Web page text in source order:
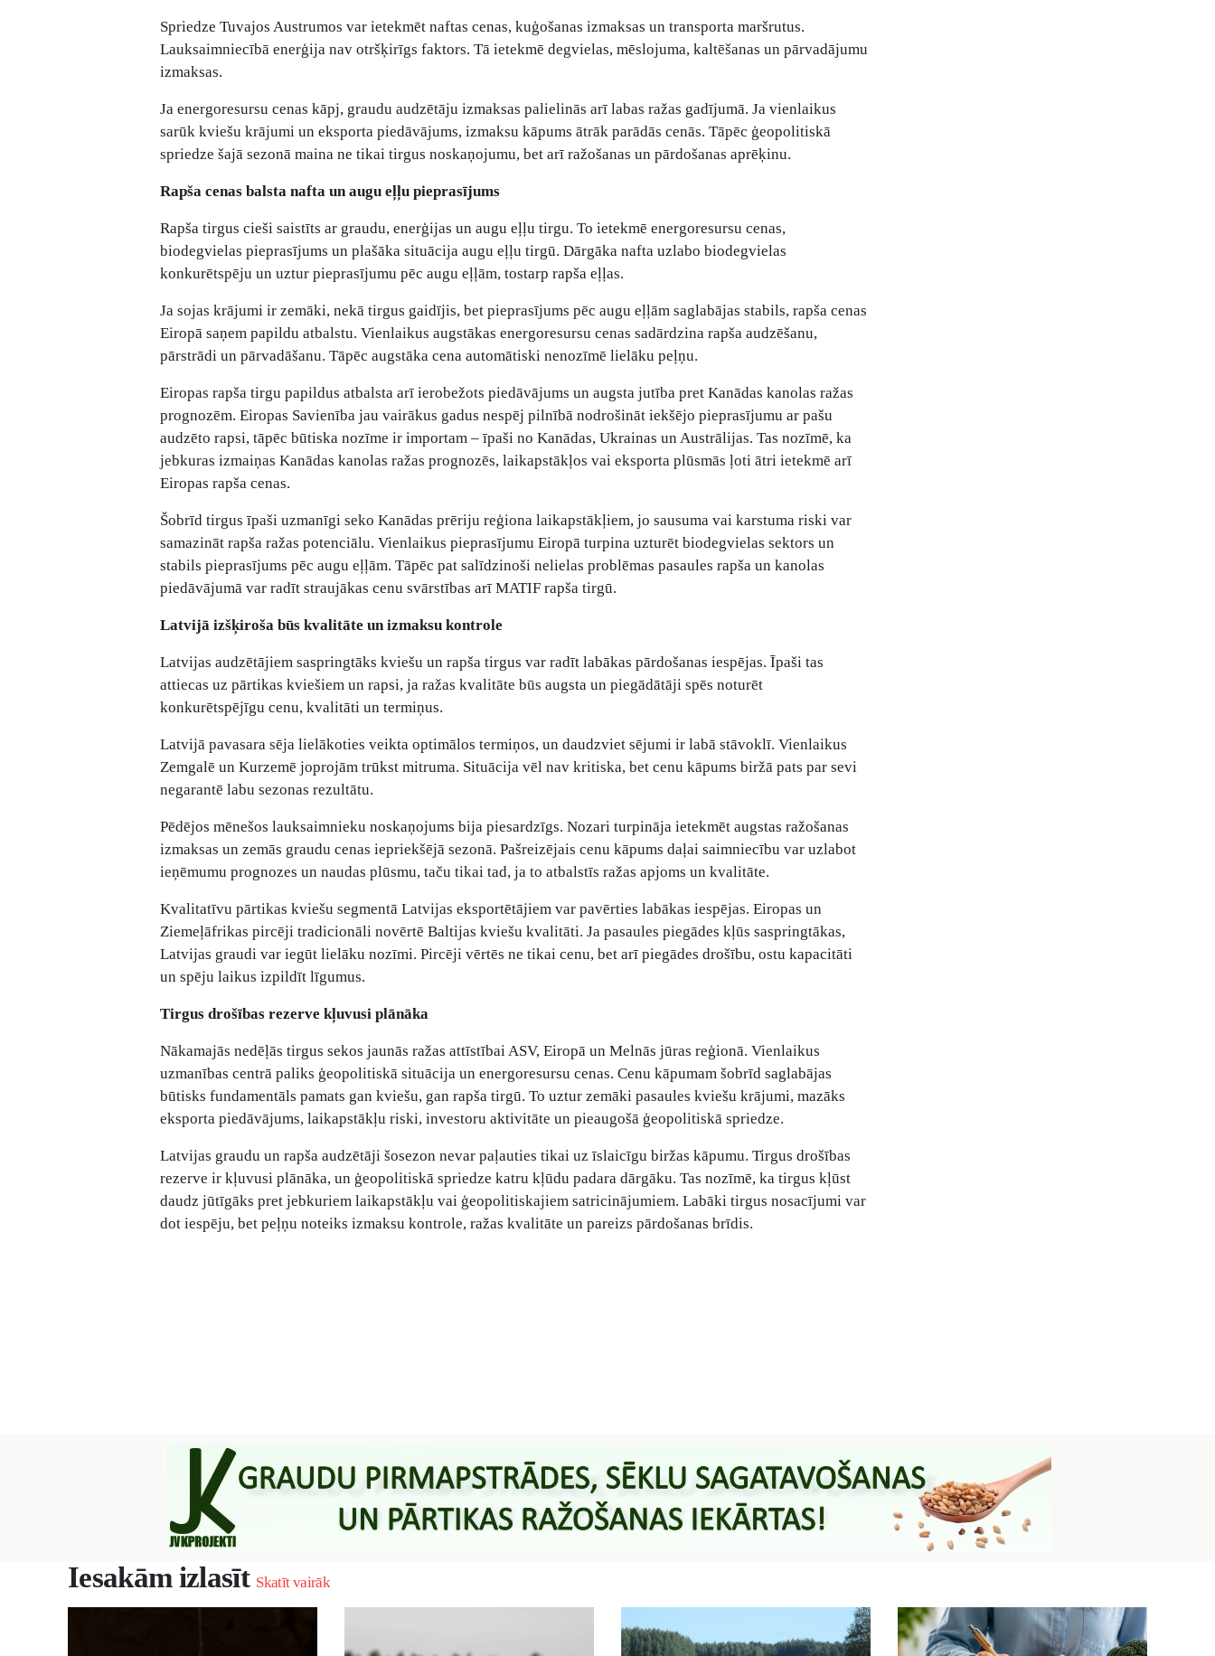
Spriedze Tuvajos Austrumos var ietekmēt naftas cenas, kuģošanas izmaksas un transporta maršrutus.
Lauksaimniecībā enerģija nav otršķirīgs faktors. Tā ietekmē degvielas, mēslojuma, kaltēšanas un pārvadājumu
izmaksas.
Ja energoresursu cenas kāpj, graudu audzētāju izmaksas palielinās arī labas ražas gadījumā. Ja vienlaikus
sarūk kviešu krājumi un eksporta piedāvājums, izmaksu kāpums ātrāk parādās cenās. Tāpēc ģeopolitiskā
spriedze šajā sezonā maina ne tikai tirgus noskaņojumu, bet arī ražošanas un pārdošanas aprēķinu.
Rapša cenas balsta nafta un augu eļļu pieprasījums
Rapša tirgus cieši saistīts ar graudu, enerģijas un augu eļļu tirgu. To ietekmē energoresursu cenas,
biodegvielas pieprasījums un plašāka situācija augu eļļu tirgū. Dārgāka nafta uzlabo biodegvielas
konkurētspēju un uztur pieprasījumu pēc augu eļļām, tostarp rapša eļļas.
Ja sojas krājumi ir zemāki, nekā tirgus gaidījis, bet pieprasījums pēc augu eļļām saglabājas stabils, rapša cenas
Eiropā saņem papildu atbalstu. Vienlaikus augstākas energoresursu cenas sadārdzina rapša audzēšanu,
pārstrādi un pārvadāšanu. Tāpēc augstāka cena automātiski nenozīmē lielāku peļņu.
Eiropas rapša tirgu papildus atbalsta arī ierobežots piedāvājums un augsta jutība pret Kanādas kanolas ražas
prognozēm. Eiropas Savienība jau vairākus gadus nespēj pilnībā nodrošināt iekšējo pieprasījumu ar pašu
audzēto rapsi, tāpēc būtiska nozīme ir importam – īpaši no Kanādas, Ukrainas un Austrālijas. Tas nozīmē, ka
jebkuras izmaiņas Kanādas kanolas ražas prognozēs, laikapstākļos vai eksporta plūsmās ļoti ātri ietekmē arī
Eiropas rapša cenas.
Šobrīd tirgus īpaši uzmanīgi seko Kanādas prēriju reģiona laikapstākļiem, jo sausuma vai karstuma riski var
samazināt rapša ražas potenciālu. Vienlaikus pieprasījumu Eiropā turpina uzturēt biodegvielas sektors un
stabils pieprasījums pēc augu eļļām. Tāpēc pat salīdzinoši nelielas problēmas pasaules rapša un kanolas
piedāvājumā var radīt straujākas cenu svārstības arī MATIF rapša tirgū.
Latvijā izšķiroša būs kvalitāte un izmaksu kontrole
Latvijas audzētājiem saspringtāks kviešu un rapša tirgus var radīt labākas pārdošanas iespējas. Īpaši tas
attiecas uz pārtikas kviešiem un rapsi, ja ražas kvalitāte būs augsta un piegādātāji spēs noturēt
konkurētspējīgu cenu, kvalitāti un termiņus.
Latvijā pavasara sēja lielākoties veikta optimālos termiņos, un daudzviet sējumi ir labā stāvoklī. Vienlaikus
Zemgalē un Kurzemē joprojām trūkst mitruma. Situācija vēl nav kritiska, bet cenu kāpums biržā pats par sevi
negarantē labu sezonas rezultātu.
Pēdējos mēnešos lauksaimnieku noskaņojums bija piesardzīgs. Nozari turpināja ietekmēt augstas ražošanas
izmaksas un zemās graudu cenas iepriekšējā sezonā. Pašreizējais cenu kāpums daļai saimniecību var uzlabot
ieņēmumu prognozes un naudas plūsmu, taču tikai tad, ja to atbalstīs ražas apjoms un kvalitāte.
Kvalitatīvu pārtikas kviešu segmentā Latvijas eksportētājiem var pavērties labākas iespējas. Eiropas un
Ziemeļāfrikas pircēji tradicionāli novērtē Baltijas kviešu kvalitāti. Ja pasaules piegādes kļūs saspringtākas,
Latvijas graudi var iegūt lielāku nozīmi. Pircēji vērtēs ne tikai cenu, bet arī piegādes drošību, ostu kapacitāti
un spēju laikus izpildīt līgumus.
Tirgus drošības rezerve kļuvusi plānāka
Nākamajās nedēļās tirgus sekos jaunās ražas attīstībai ASV, Eiropā un Melnās jūras reģionā. Vienlaikus
uzmanības centrā paliks ģeopolitiskā situācija un energoresursu cenas. Cenu kāpumam šobrīd saglabājas
būtisks fundamentāls pamats gan kviešu, gan rapša tirgū. To uztur zemāki pasaules kviešu krājumi, mazāks
eksporta piedāvājums, laikapstākļu riski, investoru aktivitāte un pieaugošā ģeopolitiskā spriedze.
Latvijas graudu un rapša audzētāji šosezon nevar paļauties tikai uz īslaicīgu biržas kāpumu. Tirgus drošības
rezerve ir kļuvusi plānāka, un ģeopolitiskā spriedze katru kļūdu padara dārgāku. Tas nozīmē, ka tirgus kļūst
daudz jūtīgāks pret jebkuriem laikapstākļu vai ģeopolitiskajiem satricinājumiem. Labāki tirgus nosacījumi var
dot iespēju, bet peļņu noteiks izmaksu kontrole, ražas kvalitāte un pareizs pārdošanas brīdis.
Iesakām izlasīt Skatīt vairāk